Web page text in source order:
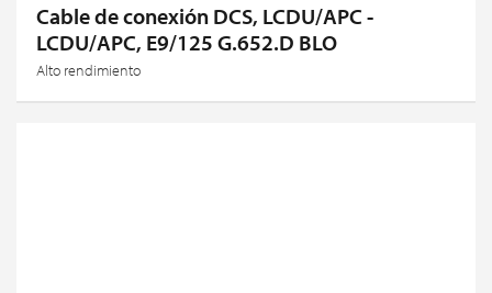
Cable de conexión DCS, LCDU/APC -
LCDU/APC, E9/125 G.652.D BLO
Alto rendimiento